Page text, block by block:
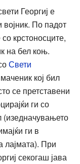
Георгиј е
војник. По падот
крстоносците,
на бел коњ.
Свети
кој бил
се претставени
ги со
(изедначувањето
ги в
лајмата). При
секогаш јава